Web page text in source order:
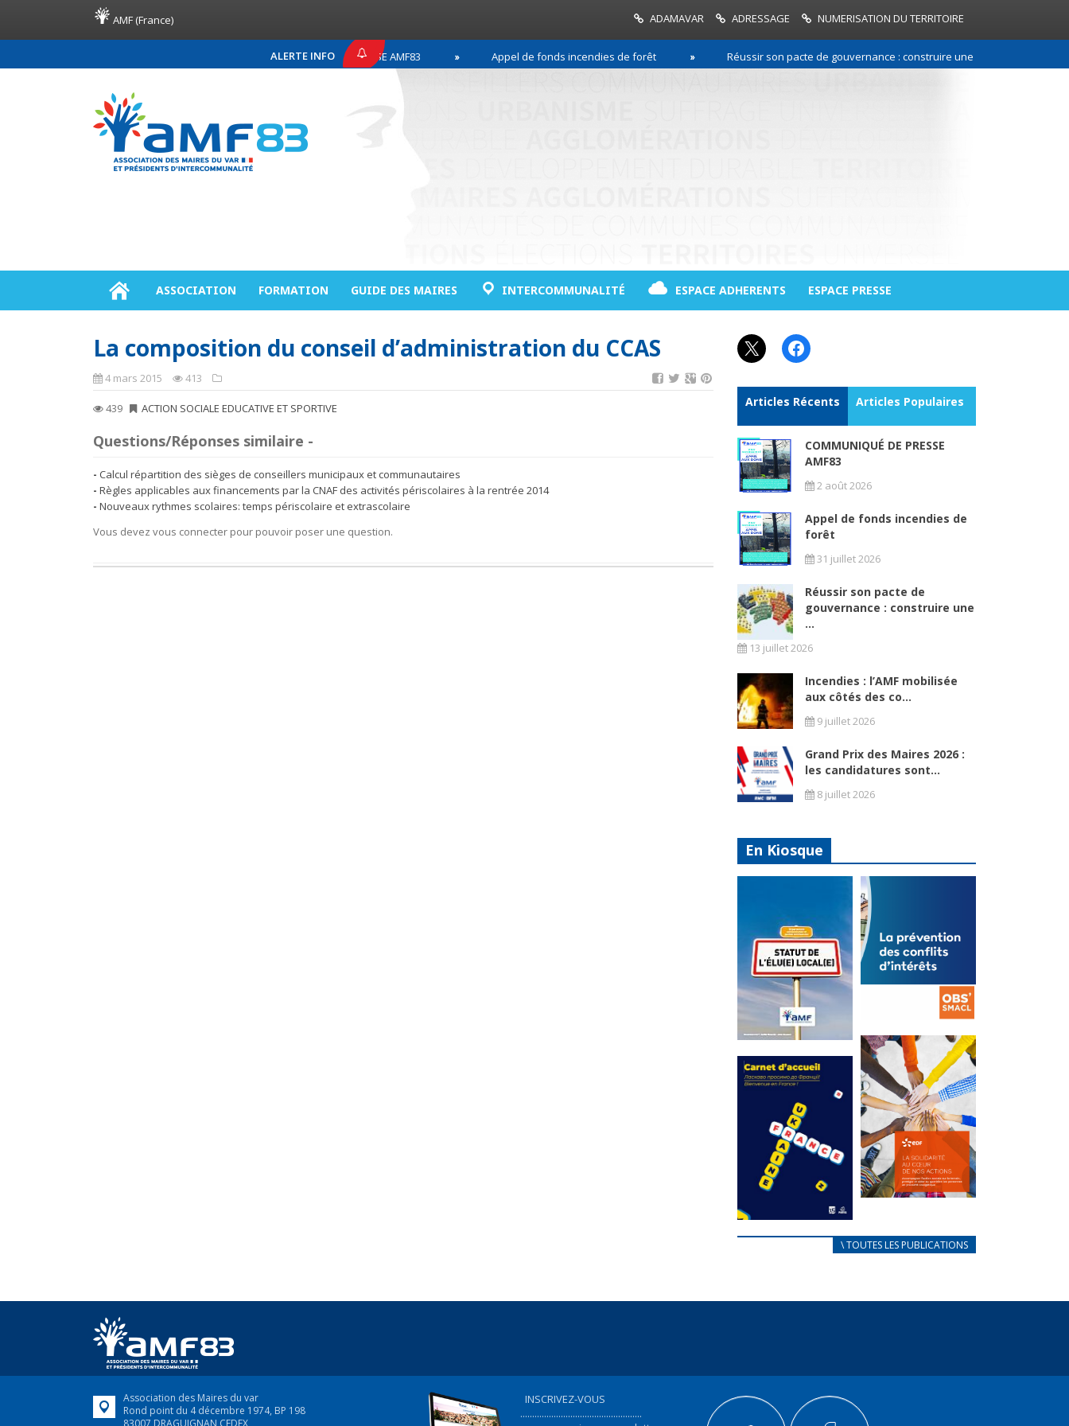
AMF (France) ADAMAVAR ADRESSAGE NUMERISATION DU TERRITOIRE
ALERTE INFO
COMMUNIQUÉ DE PRESSE AMF83 Appel de fonds incendies de forêt Réussir son pacte de gouvernance : construire une relation de
ASSOCIATION FORMATION GUIDE DES MAIRES INTERCOMMUNALITÉ ESPACE ADHERENTS ESPACE PRESSE
La composition du conseil d’administration du CCAS
4 mars 2015 413
439 ACTION SOCIALE EDUCATIVE ET SPORTIVE
Questions/Réponses similaire -
Calcul répartition des sièges de conseillers municipaux et communautaires
Règles applicables aux financements par la CNAF des activités périscolaires à la rentrée 2014
Nouveaux rythmes scolaires: temps périscolaire et extrascolaire
Vous devez vous connecter pour pouvoir poser une question.
X Facebook
Articles Récents Articles Populaires
COMMUNIQUÉ DE PRESSE
AMF83
2 août 2026
Appel de fonds incendies de
forêt
31 juillet 2026
Réussir son pacte de
gouvernance : construire une
...
13 juillet 2026
Incendies : l’AMF mobilisée
aux côtés des co...
9 juillet 2026
Grand Prix des Maires 2026 :
les candidatures sont...
8 juillet 2026
En Kiosque
Statut de
l’élu local
Mise à jour avril
2024 232967
Total 0 Votes 0...
FEUILLETER
La
prévention
des conflits
d’intérêts
18 septembre 2023
105243 Total 0
Votes 0 0 Aidez-
nous à
améliorer...
FEUILLETER
au coeur de
nos actions
Votes 0 0 Aidez-
en France,...
FEUILLETER
\ TOUTES LES PUBLICATIONS
Association des Maires du var
Rond point du 4 décembre 1974, BP 198
83007 DRAGUIGNAN CEDEX
INSCRIVEZ-VOUS
...................................................